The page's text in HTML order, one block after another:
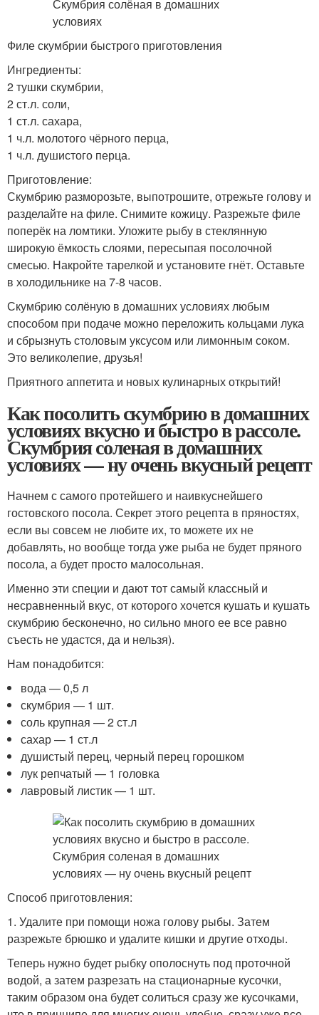
Филе скумбрии быстрого приготовления
Ингредиенты:
2 тушки скумбрии,
2 ст.л. соли,
1 ст.л. сахара,
1 ч.л. молотого чёрного перца,
1 ч.л. душистого перца.
Приготовление:
Скумбрию разморозьте, выпотрошите, отрежьте голову и
разделайте на филе. Снимите кожицу. Разрежьте филе
поперёк на ломтики. Уложите рыбу в стеклянную
широкую ёмкость слоями, пересыпая посолочной
смесью. Накройте тарелкой и установите гнёт. Оставьте
в холодильнике на 7-8 часов.
Скумбрию солёную в домашних условиях любым
способом при подаче можно переложить кольцами лука
и сбрызнуть столовым уксусом или лимонным соком.
Это великолепие, друзья!
Приятного аппетита и новых кулинарных открытий!
Как посолить скумбрию в домашних
условиях вкусно и быстро в рассоле.
Скумбрия соленая в домашних
условиях — ну очень вкусный рецепт
Начнем с самого протейшего и наивкуснейшего
гостовского посола. Секрет этого рецепта в пряностях,
если вы совсем не любите их, то можете их не
добавлять, но вообще тогда уже рыба не будет пряного
посола, а будет просто малосольная.
Именно эти специи и дают тот самый классный и
несравненный вкус, от которого хочется кушать и кушать
скумбрию бесконечно, но сильно много ее все равно
съесть не удастся, да и нельзя).
Нам понадобится:
вода — 0,5 л
скумбрия — 1 шт.
соль крупная — 2 ст.л
сахар — 1 ст.л
душистый перец, черный перец горошком
лук репчатый — 1 головка
лавровый листик — 1 шт.
Способ приготовления:
1. Удалите при помощи ножа голову рыбы. Затем
разрежьте брюшко и удалите кишки и другие отходы.
Теперь нужно будет рыбку ополоснуть под проточной
водой, а затем разрезать на стационарные кусочки,
таким образом она будет солиться сразу же кусочками,